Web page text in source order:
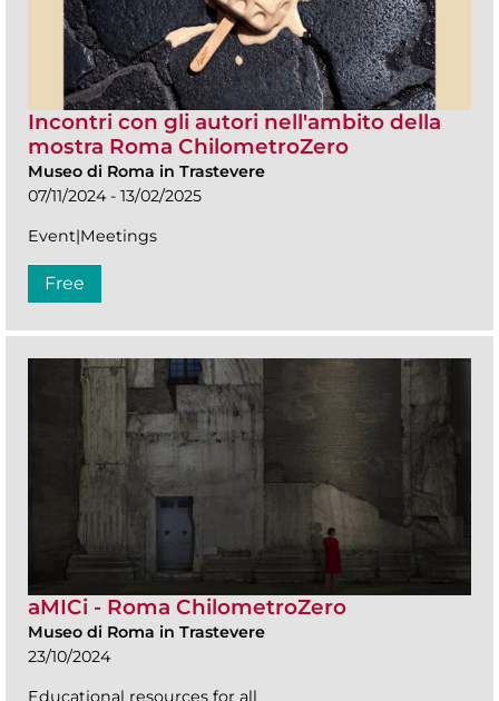
Incontri con gli autori nell'ambito della
mostra Roma ChilometroZero
Museo di Roma in Trastevere
07/11/2024 - 13/02/2025
Event|Meetings
Free
aMICi - Roma ChilometroZero
Museo di Roma in Trastevere
23/10/2024
Educational resources for all